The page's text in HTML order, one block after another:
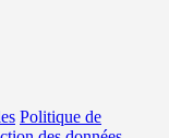
Politique de